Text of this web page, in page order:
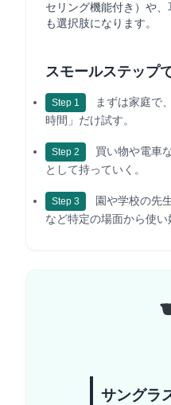
セリング機能付き）や、
も選択肢になります。
スモールステップ
Step 1
まずは家庭で
時間」だけ試す。
Step 2
買い物や電車
として持っていく。
Step 3
園や学校の先
など特定の場面から使い
サングラ